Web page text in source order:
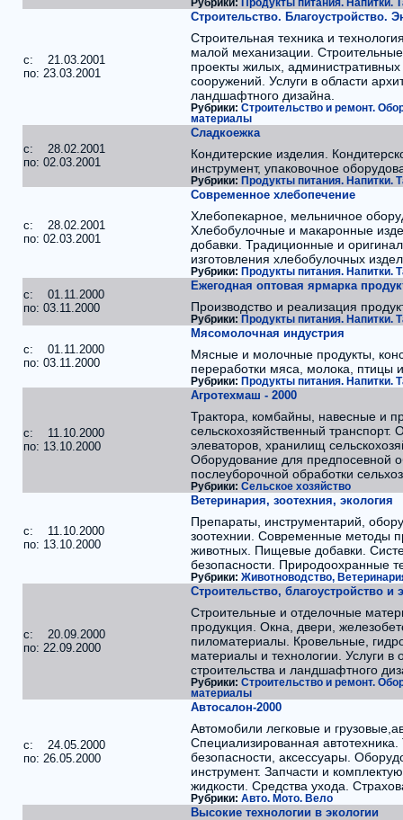
Рубрики: Продукты питания. Напитки.
c: 21.03.2001
по: 23.03.2001
Строительство. Благоустройство.
Строительная техника и
малой механизации.
проекты жилых,
сооружений. Услуги в области
ландшафтного дизайна.
Рубрики: Строительство и ремонт.
материалы
c: 28.02.2001
по: 02.03.2001
Сладкоежка
Кондитерские изделия.
инструмент, упаковочное
Рубрики: Продукты питания. Напитки.
c: 28.02.2001
по: 02.03.2001
Современное хлебопечение
Хлебопекарное, мельничное
Хлебобулочные и макаронные
добавки. Традиционные и
изготовления хлебобулочных
Рубрики: Продукты питания. Напитки.
c: 01.11.2000
по: 03.11.2000
Ежегодная оптовая ярмарка
Производство и реализация
Рубрики: Продукты питания. Напитки.
c: 01.11.2000
по: 03.11.2000
Мясомолочная индустрия
Мясные и молочные продукты,
переработки мяса, молока, птицы
Рубрики: Продукты питания. Напитки.
c: 11.10.2000
по: 13.10.2000
Агротехмаш - 2000
Трактора, комбайны, навесные и
сельскохозяйственный
элеваторов, хранилищ
Оборудование для предпосевной
послеуборочной обработки
Рубрики: Сельское хозяйство
c: 11.10.2000
по: 13.10.2000
Ветеринария, зоотехния, экология
Препараты, инструментарий,
зоотехнии. Современные методы
животных. Пищевые добавки.
безопасности. Природоохранные
Рубрики: Животноводство,
c: 20.09.2000
по: 22.09.2000
Строительство, благоустройство и
Строительные и отделочные
продукция. Окна, двери,
пиломатериалы. Кровельные,
материалы и технологии. Услуги в
строительства и ландшафтного
Рубрики: Строительство и ремонт.
материалы
c: 24.05.2000
по: 26.05.2000
Автосалон-2000
Автомобили легковые и
Специализированная
безопасности, аксессуары.
инструмент. Запчасти и
жидкости. Средства ухода.
Рубрики: Авто. Мото. Вело
Высокие технологии в экологии